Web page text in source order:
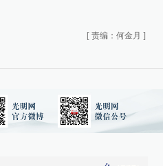
[ 责编：何金月 ]